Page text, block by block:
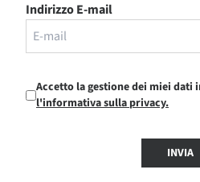
Indirizzo E-mail
Accetto la gestione dei miei dati
l'informativa sulla privacy.
INVIA